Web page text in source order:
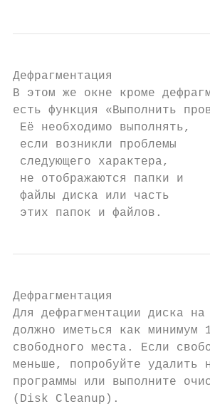
Дефрагментация
В этом же окне кроме
есть функция «Выполнить
Её необходимо выполнять,
если возникли проблемы
следующего характера,
не отображаются папки и
файлы диска или часть
этих папок и файлов.
Дефрагментация
Для дефрагментации диска на
должно иметься как минимум
свободного места. Если
меньше, попробуйте удалить
программы или выполните
(Disk Cleanup).